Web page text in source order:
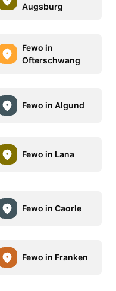
Augsburg
Fewo in
Ofterschwang
Fewo in Algund
Fewo in Lana
Fewo in Caorle
Fewo in Franken